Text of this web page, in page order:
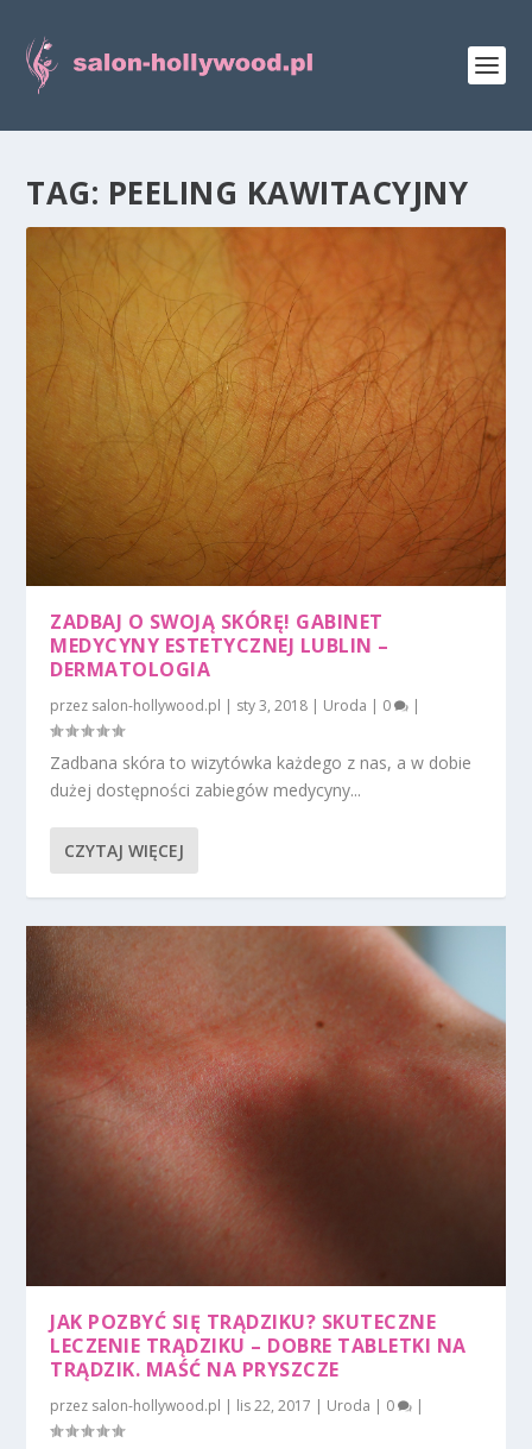
TAG: PEELING KAWITACYJNY
ZADBAJ O SWOJĄ SKÓRĘ! GABINET
MEDYCYNY ESTETYCZNEJ LUBLIN –
DERMATOLOGIA
przez salon-hollywood.pl | sty 3, 2018 | Uroda | 0 |
Zadbana skóra to wizytówka każdego z nas, a w dobie
dużej dostępności zabiegów medycyny...
CZYTAJ WIĘCEJ
JAK POZBYĆ SIĘ TRĄDZIKU? SKUTECZNE
LECZENIE TRĄDZIKU – DOBRE TABLETKI NA
TRĄDZIK. MAŚĆ NA PRYSZCZE
przez salon-hollywood.pl | lis 22, 2017 | Uroda | 0 |